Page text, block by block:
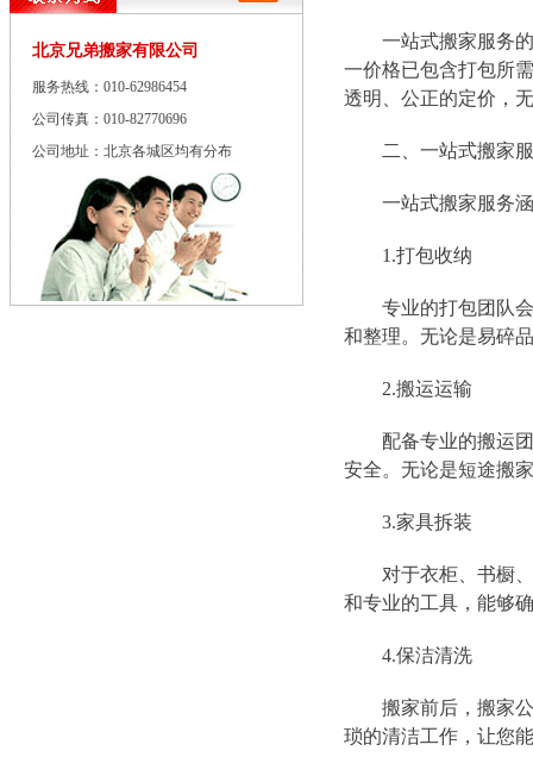
北京兄弟搬家有限公司
服务热线：010-62986454
公司传真：010-82770696
公司地址：北京各城区均有分布
一站式搬家服务的
一价格已包含打包所
透明、公正的定价，
二、一站式搬家服
一站式搬家服务涵
1.打包收纳
专业的打包团队会
和整理。无论是易碎
2.搬运运输
配备专业的搬运团
安全。无论是短途搬
3.家具拆装
对于衣柜、书橱、
和专业的工具，能够
4.保洁清洗
搬家前后，搬家公
琐的清洁工作，让您